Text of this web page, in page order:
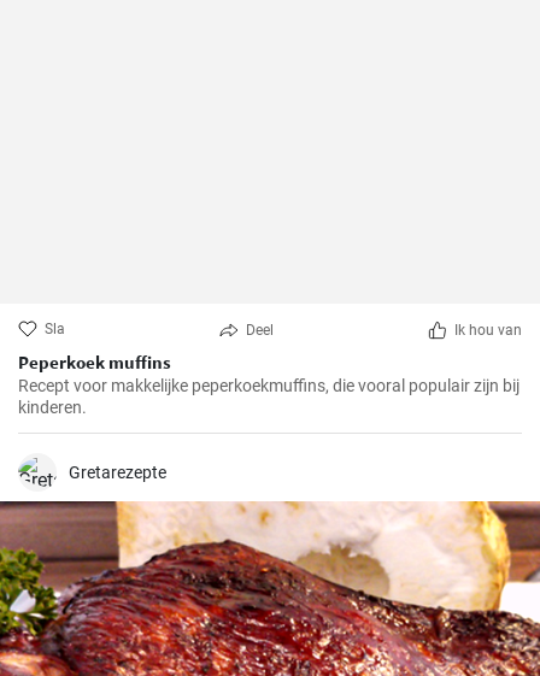
Sla Deel Ik hou van
Peperkoek muffins
Recept voor makkelijke peperkoekmuffins, die vooral populair zijn bij
kinderen.
Gretarezepte